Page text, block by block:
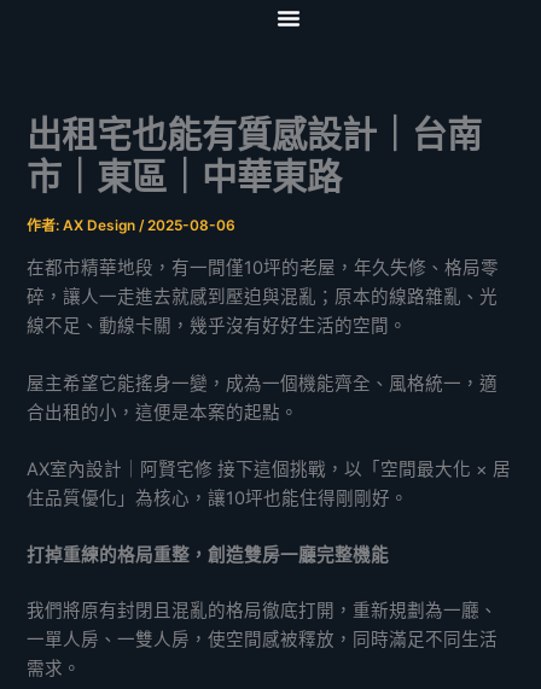
出租宅也能有質感設計｜台南
市｜東區｜中華東路
作者:AX Design /2025-08-06
在都市精華地段，有一間僅10坪的老屋，年久失修、格局零
碎，讓人一走進去就感到壓迫與混亂；原本的線路雜亂、光
線不足、動線卡關，幾乎沒有好好生活的空間。
屋主希望它能搖身一變，成為一個機能齊全、風格統一，適
合出租的小，這便是本案的起點。
AX室內設計｜阿賢宅修 接下這個挑戰，以「空間最大化 × 居
住品質優化」為核心，讓10坪也能住得剛剛好。
打掉重練的格局重整，創造雙房一廳完整機能
我們將原有封閉且混亂的格局徹底打開，重新規劃為一廳、
一單人房、一雙人房，使空間感被釋放，同時滿足不同生活
需求。